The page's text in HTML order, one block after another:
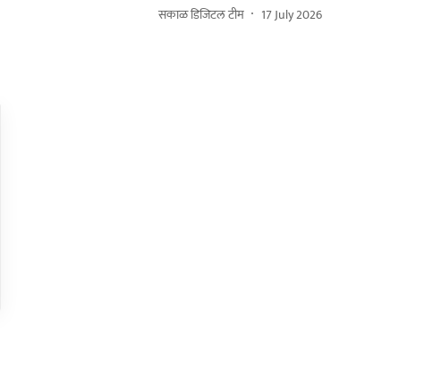
सकाळ डिजिटल टीम 17 July 2026